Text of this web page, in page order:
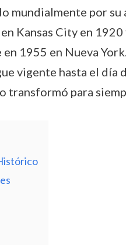
mundialmente por
Kansas City en
1955 en Nueva
vigente hasta el día
transformó para